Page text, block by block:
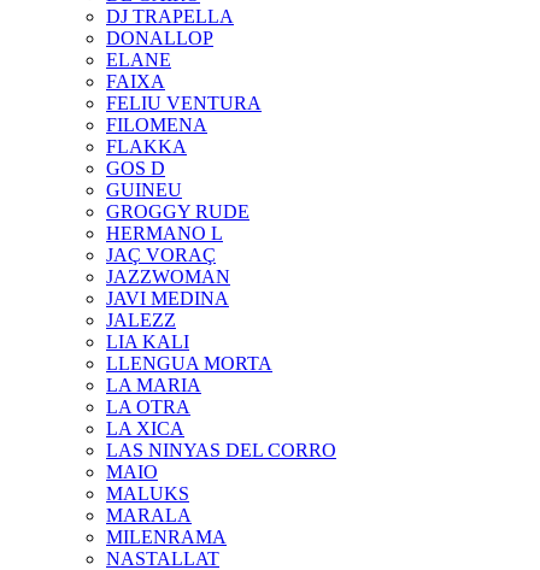
DJ TRAPELLA
DONALLOP
ELANE
FAIXA
FELIU VENTURA
FILOMENA
FLAKKA
GOS D
GUINEU
GROGGY RUDE
HERMANO L
JAÇ VORAÇ
JAZZWOMAN
JAVI MEDINA
JALEZZ
LIA KALI
LLENGUA MORTA
LA MARIA
LA OTRA
LA XICA
LAS NINYAS DEL CORRO
MAIO
MALUKS
MARALA
MILENRAMA
NASTALLAT